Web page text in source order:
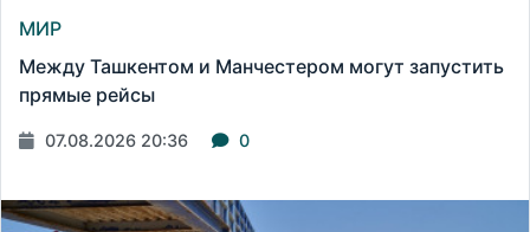
МИР
Между Ташкентом и Манчестером могут запустить
прямые рейсы
07.08.2026 20:36 0